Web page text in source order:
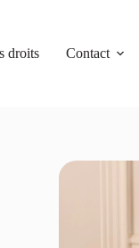
droits Contact